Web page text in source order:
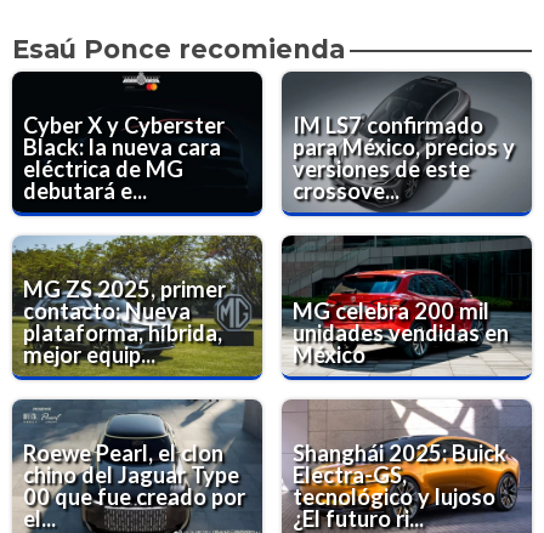
Esaú Ponce recomienda
Cyber X y Cyberster
Black: la nueva cara
eléctrica de MG
debutará e...
IM LS7 confirmado
para México, precios y
versiones de este
crossove...
MG ZS 2025, primer
contacto: Nueva
plataforma, híbrida,
mejor equip...
MG celebra 200 mil
unidades vendidas en
México
Roewe Pearl, el clon
chino del Jaguar Type
00 que fue creado por
el...
Shanghái 2025: Buick
Electra-GS,
tecnológico y lujoso
¿El futuro ri...